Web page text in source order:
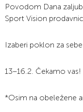
Povodom Dana
Sport Vision
Izaberi poklon za
13–16.2. Čekamo vas!
*Osim na obeležene